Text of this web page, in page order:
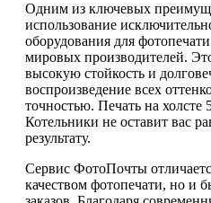
Одним из ключевых
использование
оборудования для
мировых производителей.
высокую стойкость и
воспроизведение всех
точностью. Печать на холсте
Котельники не оставит вас
результату.
Сервис ФотоПочты
качеством фотопечати, но и